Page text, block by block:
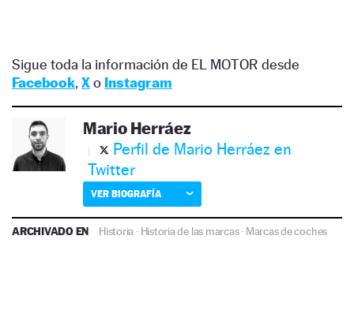
Sigue toda la información de EL MOTOR desde
Facebook, Xo Instagram
Mario Herráez
Perfil de Mario Herráez en
Twitter
VER BIOGRAFÍA
ARCHIVADO EN Historia · Historia de las marcas· Marcas de coches